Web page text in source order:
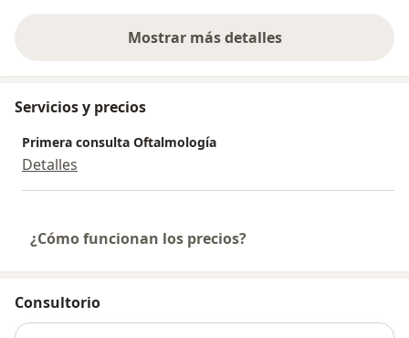
Mostrar más detalles
sobre la experiencia
Servicios y precios
Primera consulta Oftalmología
Detalles
¿Cómo funcionan los precios?
Consultorio